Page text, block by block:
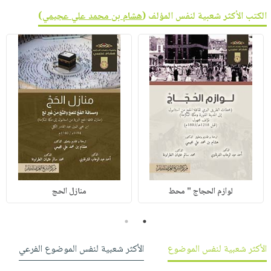
الكتب الأكثر شعبية لنفس المؤلف (هشام بن محمد علي عجيمي)
لوازم الحجاج " محط منازل الحج
1
2
الأكثر شعبية لنفس الموضوع
الأكثر شعبية لنفس الموضوع الفرعي